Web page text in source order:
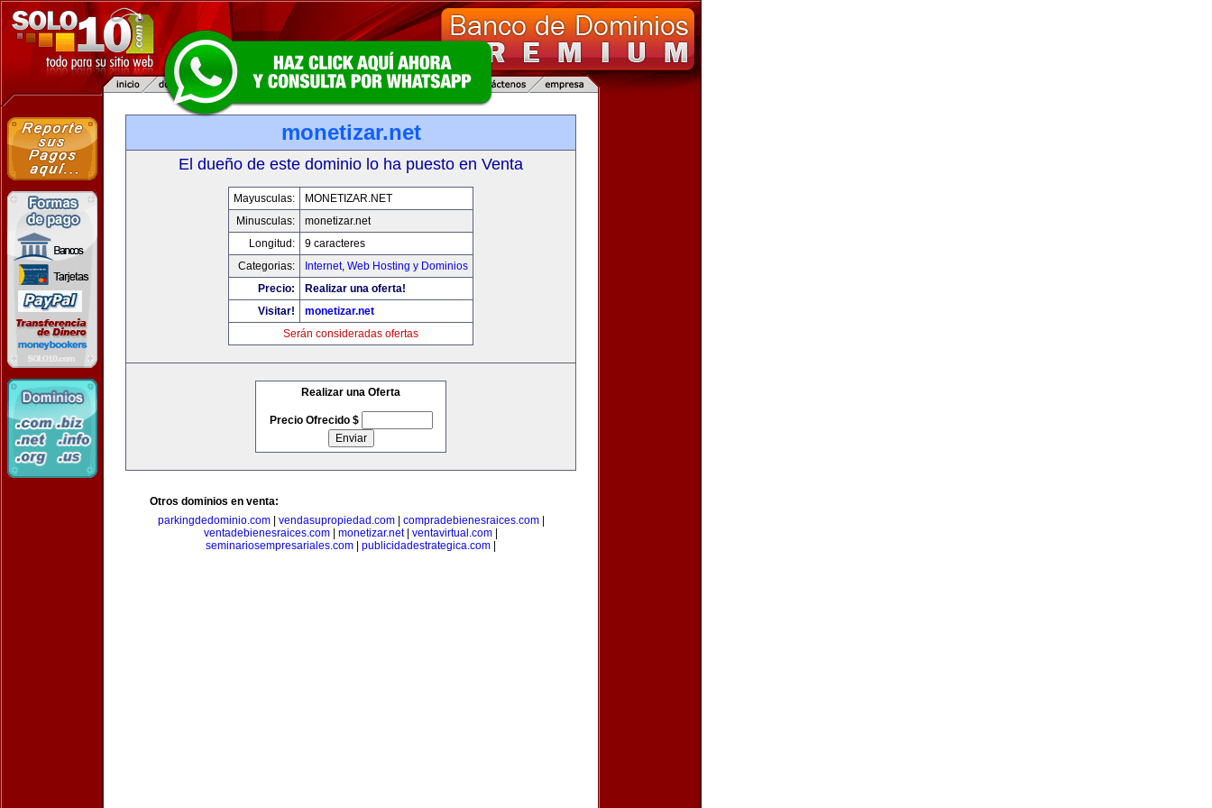
monetizar.net
El dueño de este dominio lo ha puesto en Venta
Mayusculas:
MONETIZAR.NET
Minusculas:
monetizar.net
Longitud:
9 caracteres
Categorias:
Internet, Web Hosting y Dominios
Precio:
Realizar una oferta!
Visitar!
monetizar.net
Serán consideradas ofertas
Realizar una Oferta
Precio Ofrecido $
Otros dominios en venta:
parkingdedominio.com| vendasupropiedad.com| compradebienesraices.com|
ventadebienesraices.com
monetizar.net| ventavirtual.com
seminariosempresariales.com
publicidadestrategica.com